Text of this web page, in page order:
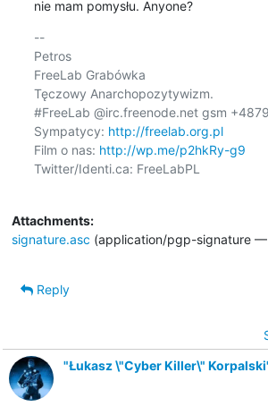
nie mam pomysłu. Anyone?
--
Petros
FreeLab Grabówka
Tęczowy Anarchopozytywizm.
#FreeLab @irc.freenode.net gsm
Sympatycy: http://freelab.org.pl
Film o nas: http://wp.me/p2hkRy-g9
Twitter/Identi.ca: FreeLabPL
Attachments:
signature.asc (application/pgp-signature
Reply
"Łukasz \"Cyber Killer\"